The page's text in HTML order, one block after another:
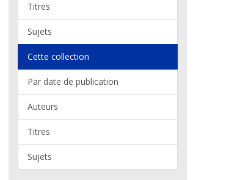
Titres
Sujets
Cette collection
Par date de publication
Auteurs
Titres
Sujets